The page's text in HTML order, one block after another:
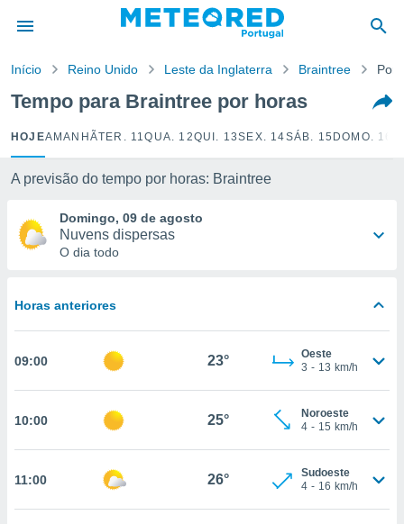
da
foi
as
fornecidas
ou
permite-
Início Reino Unido Leste da Inglaterra Braintree Por
Tempo para Braintree por horas
HOJEAMANHÃTER. 11QUA. 12QUI. 13SEX. 14SÁB. 15 DOMO. 16
A previsão do tempo por horas: Braintree
Domingo, 09 de agosto
Nuvens dispersas
O dia todo
Horas anteriores
09:00 23°
Oeste
3 - 13 km/h
10:00 25°
Noroeste
4 - 15 km/h
11:00 26°
Sudoeste
4 - 16 km/h